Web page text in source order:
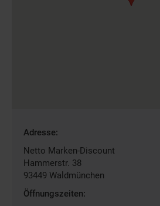
Gefundene
Filiale
Adresse:
Netto Marken-Discount
Hammerstr. 38
93449 Waldmünchen
Öffnungszeiten: